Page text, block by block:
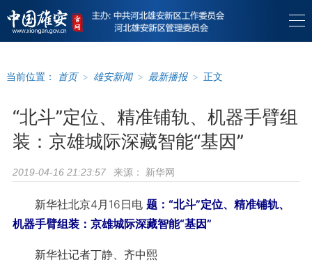
当前位置： 首页 > 雄安新闻 > 最新播报 > 正文
“北斗”定位、精准铺轨、机器手臂组
装：京雄城际深藏智能“基因”
2019-04-16 21:23:57 来源： 新华网
新华社北京4月16日电 题：“北斗”定位、精准铺轨、
机器手臂组装：京雄城际深藏智能“基因”
新华社记者丁静、齐中熙